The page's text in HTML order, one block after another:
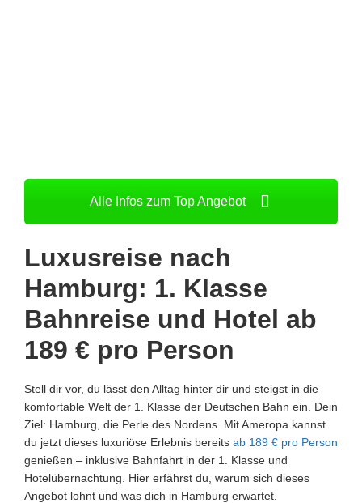
Alle Infos zum Top Angebot
Luxusreise nach
Hamburg: 1. Klasse
Bahnreise und Hotel ab
189 € pro Person
Stell dir vor, du lässt den Alltag hinter dir und steigst in die
komfortable Welt der 1. Klasse der Deutschen Bahn ein. Dein
Ziel: Hamburg, die Perle des Nordens. Mit Ameropa kannst
du jetzt dieses luxuriöse Erlebnis bereits ab 189 € pro Person
genießen – inklusive Bahnfahrt in der 1. Klasse und
Hotelübernachtung. Hier erfährst du, warum sich dieses
Angebot lohnt und was dich in Hamburg erwartet.